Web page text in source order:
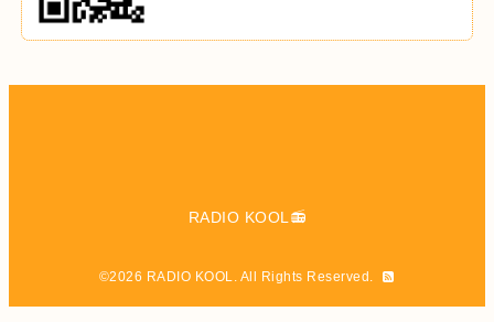
RADIO KOOL📻
©2026 RADIO KOOL. All Rights Reserved.